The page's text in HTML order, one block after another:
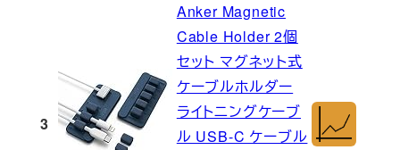
3
Anker Magnetic
Cable Holder 2個
セット マグネット式
ケーブルホルダー
ライトニングケーブ
ル USB-C ケーブル